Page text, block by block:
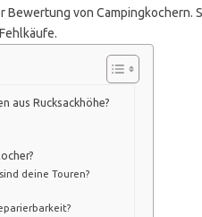
von Campingkochern.
aus Rucksackhöhe?
deine Touren?